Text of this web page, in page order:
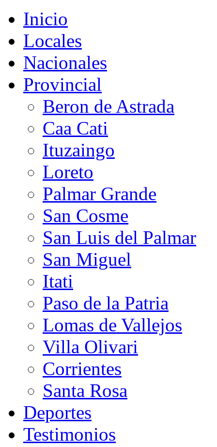
Inicio
Locales
Nacionales
Provincial
Beron de Astrada
Caa Cati
Ituzaingo
Loreto
Palmar Grande
San Cosme
San Luis del Palmar
San Miguel
Itati
Paso de la Patria
Lomas de Vallejos
Villa Olivari
Corrientes
Santa Rosa
Deportes
Testimonios